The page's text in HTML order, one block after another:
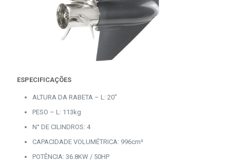
ESPECIFICAÇÕES
ALTURA DA RABETA – L: 20″
PESO – L: 113kg
N° DE CILINDROS: 4
CAPACIDADE VOLUMÉTRICA: 996cm³
POTÊNCIA: 36.8KW / 50HP